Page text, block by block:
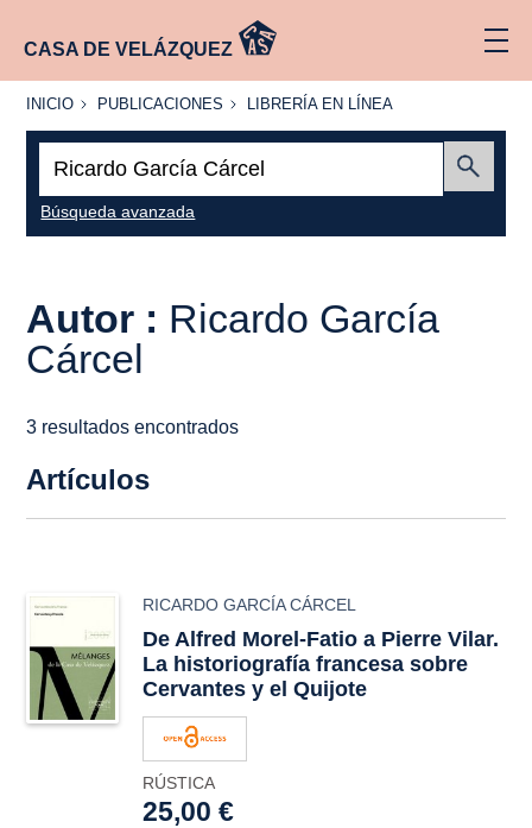
CASA DE VELÁZQUEZ
INICIO
INICIO PUBLICACIONES
PUBLICACIONES
LIBRERÍA
LÍNEA
LIBRERÍA EN LÍNEA
Búsqueda avanzada
Autor : Ricardo García
Cárcel
3 resultados encontrados
Artículos
RICARDO GARCÍA CÁRCEL
De Alfred Morel-Fatio a Pierre Vilar.
La historiografía francesa sobre
Cervantes y elQuijote
RÚSTICA
25,00 €